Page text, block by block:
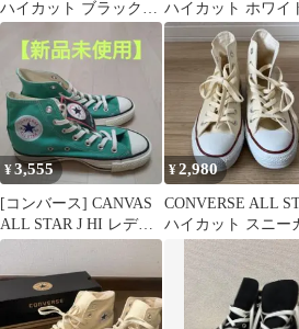
ハイカット ブラック
24.5cm スニーカー
ハイカット ホワイ
㎝
¥3,555
[コンバース] CANVAS
ALL STAR J HI レディ
ーススニーカー
¥2,980
CONVERSE ALL
ハイカット スニー